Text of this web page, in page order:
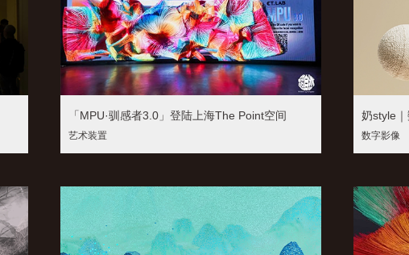
「MPU·驯感者3.0」登陆上海The Point空间
艺术装置
奶style
数字影像